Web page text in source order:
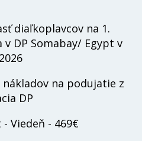
diaľkoplavcov na 1.
DP Somabay/ Egypt v
na podujatie z
DP
Viedeň - 469€